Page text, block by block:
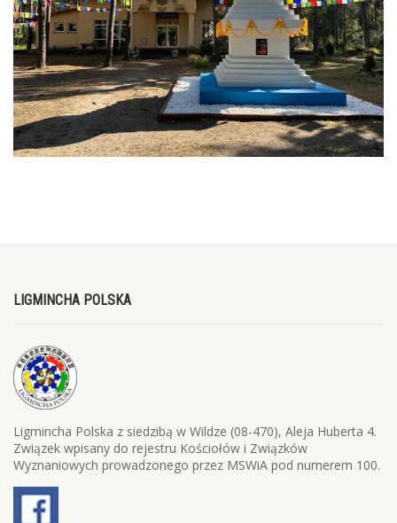
LIGMINCHA POLSKA
Ligmincha Polska z siedzibą w Wildze (08-470), Aleja Huberta 4.
Związek wpisany do rejestru Kościołów i Związków
Wyznaniowych prowadzonego przez MSWiA pod numerem 100.